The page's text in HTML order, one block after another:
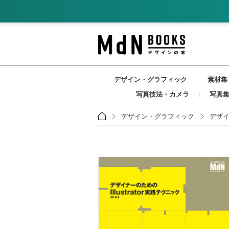
デザイン・グラフィック
素材集
写真技法・カメラ
写真集
デザイン・グラフィック デザ